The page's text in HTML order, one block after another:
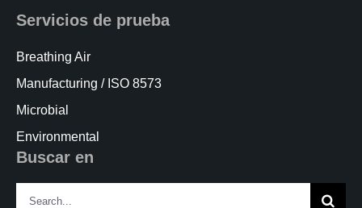
Servicios de prueba
Breathing Air
Manufacturing / ISO 8573
Microbial
Environmental
Buscar en
Search